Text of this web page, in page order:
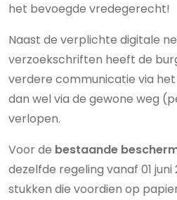
het bevoegde vredegerecht!
Naast de verplichte digitale
verzoekschriften heeft de
verdere communicatie via het
dan wel via de gewone weg
verlopen.
Voor de bestaande
dezelfde regeling vanaf 01
stukken die voordien op